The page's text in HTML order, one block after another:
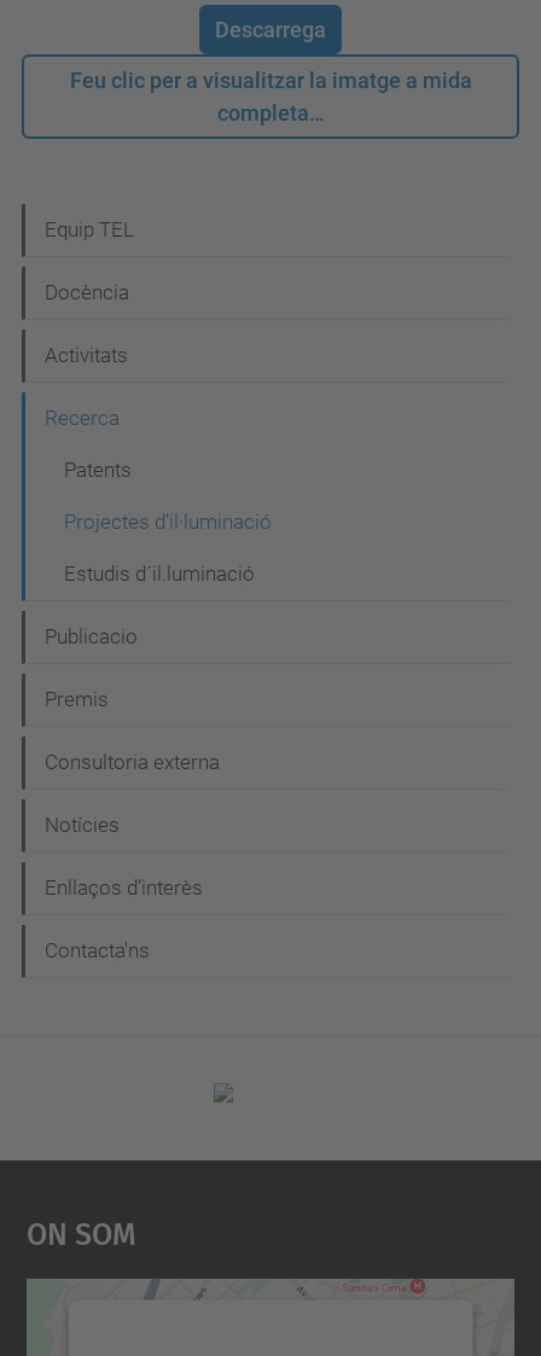
Descarrega
Feu clic per a visualitzar la imatge a mida
completa…
a
v
g
Equip TEL
Docència
Activitats
Recerca
Patents
Projectes d'il·luminació
Estudis d´il.luminació
Publicacio
Premis
Consultoria externa
Notícies
Enllaços d’interès
Contacta'ns
On Som